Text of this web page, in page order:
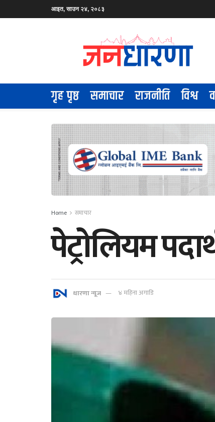
आइत, साउन २४, २०८३
गृह पृष्ठ समाचार राजनीति विश्व
Home समाचार
पेट्रोलियम
धारणा न्यूज ४ महिना अगाडि